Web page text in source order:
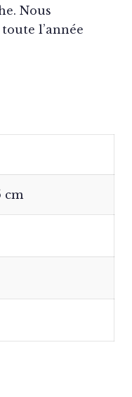
Nous
l’année
cm